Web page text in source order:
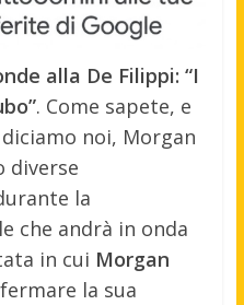
alla De Filippi: “I
. Come sapete, e
noi, Morgan
diverse
la
che andrà in onda
in cui Morgan
la sua